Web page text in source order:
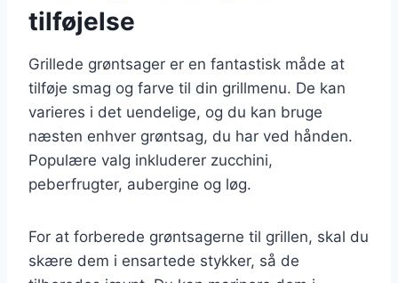
tilføjelse
Grillede grøntsager er en fantastisk måde at
tilføje smag og farve til din grillmenu. De kan
varieres i det uendelige, og du kan bruge
næsten enhver grøntsag, du har ved hånden.
Populære valg inkluderer zucchini,
peberfrugter, aubergine og løg.
For at forberede grøntsagerne til grillen, skal du
skære dem i ensartede stykker, så de